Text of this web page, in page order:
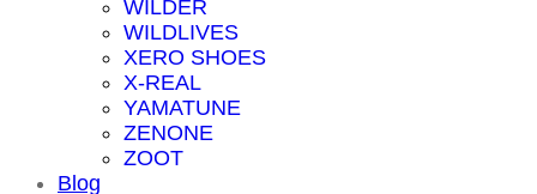
WILDER
WILDLIVES
XERO SHOES
X-REAL
YAMATUNE
ZENONE
ZOOT
Blog